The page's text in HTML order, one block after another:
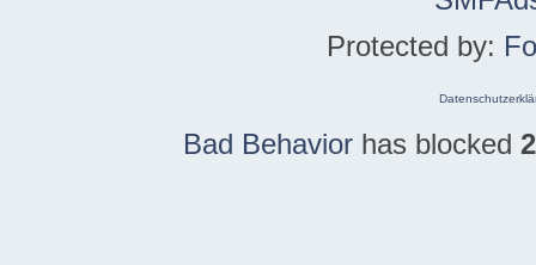
Protected by:
Bad Behavior has blocked